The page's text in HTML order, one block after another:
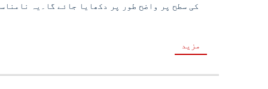
کی سطح پر واضح طور پر دکھایا جائے گا۔یہ
مزید